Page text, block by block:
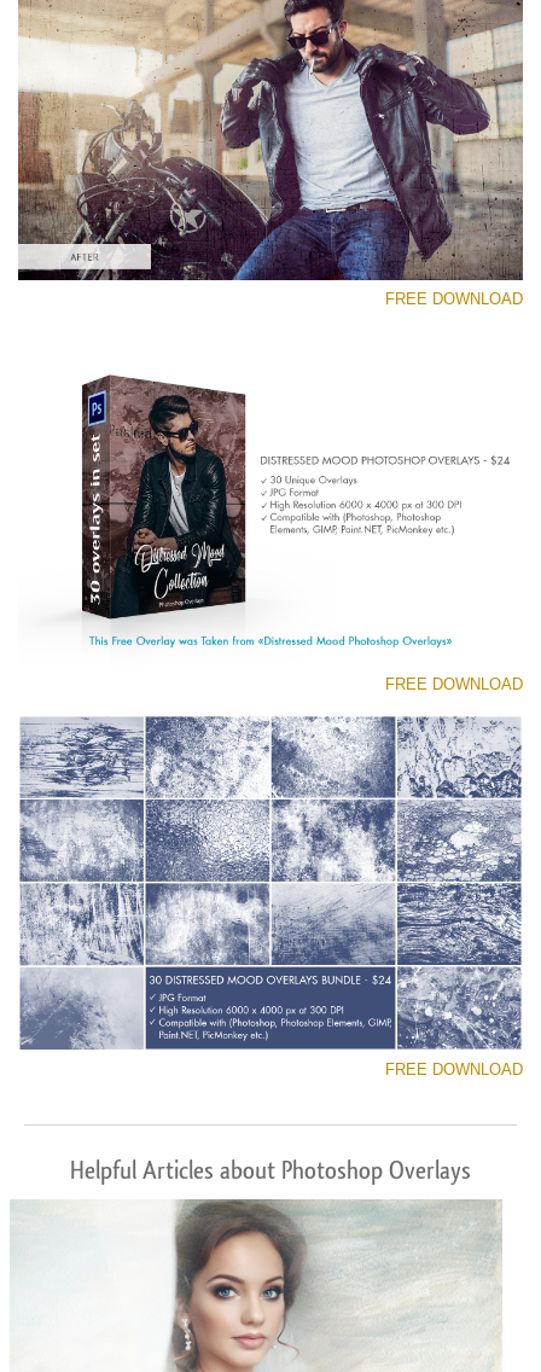
رجاء اختر
Free Photoshop Overlay #7
Small 800*533px
Distressed Mood
(30 Overlays)
Large 6000*4000px
Large 6000*4000px
تنزيل مجاني
FREE DOWNLOAD
FREE DOWNLOAD
FREE DOWNLOAD
Helpful Articles about Photoshop Overlays